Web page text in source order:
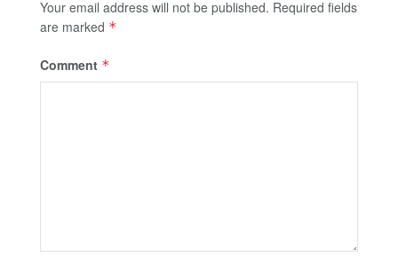
Your email address will not be published. Required fields
are marked *
Comment *